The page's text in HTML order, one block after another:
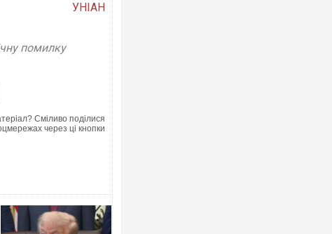
УНІАН
помилку
Сміливо поділися
через ці кнопки
Ворог завдав комбінованого
двоє поранених. Ще десятеро
після атаки БПЛА по ринку на